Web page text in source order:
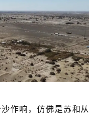
作响，仿佛是苏和从